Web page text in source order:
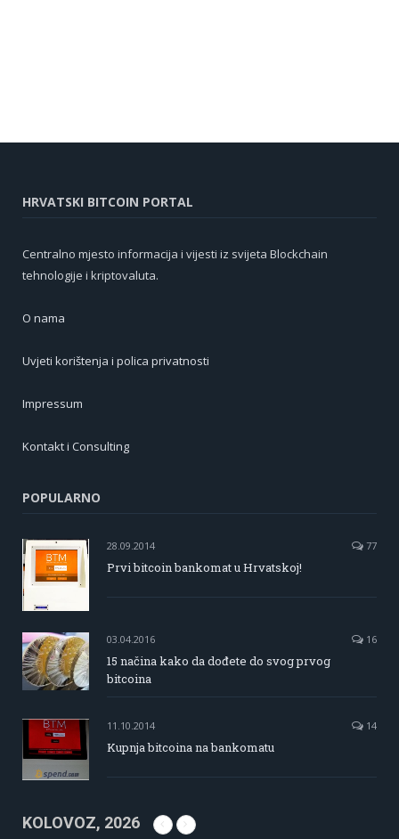
HRVATSKI BITCOIN PORTAL
Centralno mjesto informacija i vijesti iz svijeta Blockchain
tehnologije i kriptovaluta.
O nama
Uvjeti korištenja i polica privatnosti
Impressum
Kontakt i Consulting
POPULARNO
28.09.2014 77
Prvi bitcoin bankomat u Hrvatskoj!
03.04.2016 16
15 načina kako da dođete do svog prvog
bitcoina
11.10.2014 14
Kupnja bitcoina na bankomatu
KOLOVOZ, 2026